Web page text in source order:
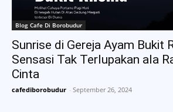
Blog Cafe Di Borobudur
Sunrise di Gereja Ayam Bukit
Sensasi Tak Terlupakan ala
Cinta
cafediborobudur - September 26, 2024